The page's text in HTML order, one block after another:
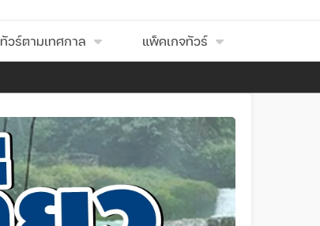
ทัวร์ตามเทศกาล แพ็คเกจทัวร์